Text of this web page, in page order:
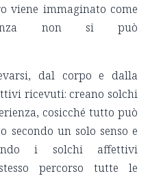
viene immaginato come
non si può
dal corpo e dalla
ricevuti: creano solchi
cosicché tutto può
secondo un solo senso e
i solchi affettivi
percorso tutte le